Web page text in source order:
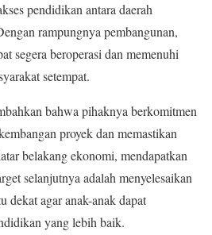
pendidikan antara daerah
rampungnya pembangunan,
segera beroperasi dan memenuhi
setempat.
bahwa pihaknya berkomitmen
proyek dan memastikan
belakang ekonomi, mendapatkan
selanjutnya adalah menyelesaikan
dekat agar anak-anak dapat
yang lebih baik.